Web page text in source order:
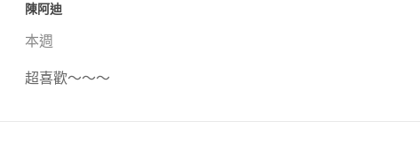
陳阿迪
本週
超喜歡～～～